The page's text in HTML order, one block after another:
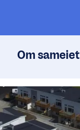
Om sameiet